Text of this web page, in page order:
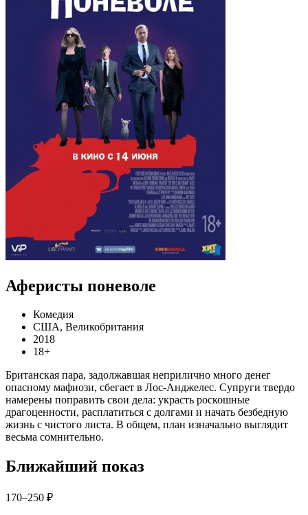
Аферисты поневоле
Комедия
США, Великобритания
2018
18+
Британская пара, задолжавшая неприлично много денег
опасному мафиози, сбегает в Лос-Анджелес. Супруги твердо
намерены поправить свои дела: украсть роскошные
драгоценности, расплатиться с долгами и начать безбедную
жизнь с чистого листа. В общем, план изначально выглядит
весьма сомнительно.
Ближайший показ
170–250 ₽